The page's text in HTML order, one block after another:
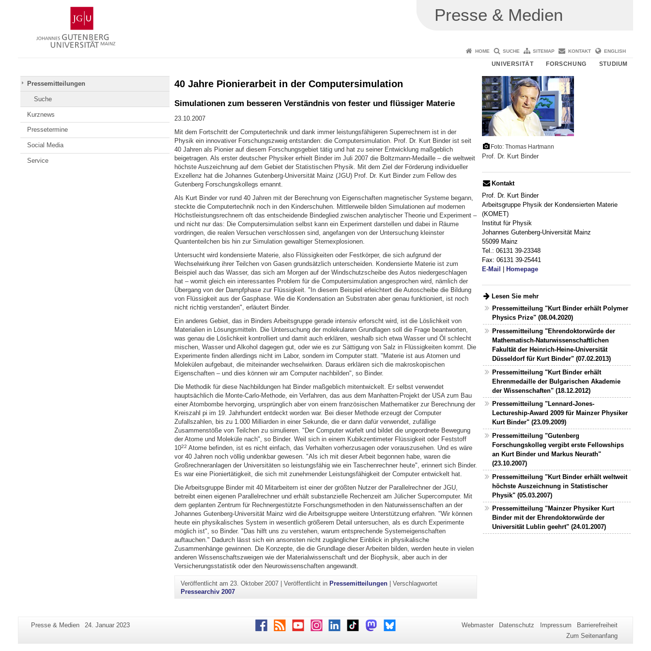
Gutenberg-
Universität
Mainz
Presse & Medien
HOME SUCHE SITEMAP KONTAKT ENGLISH
UNIVERSITÄT FORSCHUNG STUDIUM
Pressemitteilungen
Suche
Kurznews
Pressetermine
Social Media
Service
40 Jahre Pionierarbeit in der Computersimulation
Simulationen zum besseren Verständnis von fester und flüssiger Materie
23.10.2007
Mit dem Fortschritt der Computertechnik und dank immer leistungsfähigeren Superrechnern ist in der
Physik ein innovativer Forschungszweig entstanden: die Computersimulation. Prof. Dr. Kurt Binder ist seit
40 Jahren als Pionier auf diesem Forschungsgebiet tätig und hat zu seiner Entwicklung maßgeblich
beigetragen. Als erster deutscher Physiker erhielt Binder im Juli 2007 die Boltzmann-Medaille – die weltweit
höchste Auszeichnung auf dem Gebiet der Statistischen Physik. Mit dem Ziel der Förderung individueller
Exzellenz hat die Johannes Gutenberg-Universität Mainz (JGU) Prof. Dr. Kurt Binder zum Fellow des
Gutenberg Forschungskollegs ernannt.
Als Kurt Binder vor rund 40 Jahren mit der Berechnung von Eigenschaften magnetischer Systeme begann,
steckte die Computertechnik noch in den Kinderschuhen. Mittlerweile bilden Simulationen auf modernen
Höchstleistungsrechnern oft das entscheidende Bindeglied zwischen analytischer Theorie und Experiment –
und nicht nur das: Die Computersimulation selbst kann ein Experiment darstellen und dabei in Räume
vordringen, die realen Versuchen verschlossen sind, angefangen von der Untersuchung kleinster
Quantenteilchen bis hin zur Simulation gewaltiger Sternexplosionen.
Untersucht wird kondensierte Materie, also Flüssigkeiten oder Festkörper, die sich aufgrund der
Wechselwirkung ihrer Teilchen von Gasen grundsätzlich unterscheiden. Kondensierte Materie ist zum
Beispiel auch das Wasser, das sich am Morgen auf der Windschutzscheibe des Autos niedergeschlagen
hat – womit gleich ein interessantes Problem für die Computersimulation angesprochen wird, nämlich der
Übergang von der Dampfphase zur Flüssigkeit. "In diesem Beispiel erleichtert die Autoscheibe die Bildung
von Flüssigkeit aus der Gasphase. Wie die Kondensation an Substraten aber genau funktioniert, ist noch
nicht richtig verstanden", erläutert Binder.
Ein anderes Gebiet, das in Binders Arbeitsgruppe gerade intensiv erforscht wird, ist die Löslichkeit von
Materialien in Lösungsmitteln. Die Untersuchung der molekularen Grundlagen soll die Frage beantworten,
was genau die Löslichkeit kontrolliert und damit auch erklären, weshalb sich etwa Wasser und Öl schlecht
mischen, Wasser und Alkohol dagegen gut, oder wie es zur Sättigung von Salz in Flüssigkeiten kommt. Die
Experimente finden allerdings nicht im Labor, sondern im Computer statt. "Materie ist aus Atomen und
Molekülen aufgebaut, die miteinander wechselwirken. Daraus erklären sich die makroskopischen
Eigenschaften – und dies können wir am Computer nachbilden", so Binder.
Die Methodik für diese Nachbildungen hat Binder maßgeblich mitentwickelt. Er selbst verwendet
hauptsächlich die Monte-Carlo-Methode, ein Verfahren, das aus dem Manhatten-Projekt der USA zum Bau
einer Atombombe hervorging, ursprünglich aber von einem französischen Mathematiker zur Berechnung der
Kreiszahl pi im 19. Jahrhundert entdeckt worden war. Bei dieser Methode erzeugt der Computer
Zufallszahlen, bis zu 1.000 Milliarden in einer Sekunde, die er dann dafür verwendet, zufällige
Zusammenstöße von Teilchen zu simulieren. "Der Computer würfelt und bildet die ungeordnete Bewegung
der Atome und Moleküle nach", so Binder. Weil sich in einem Kubikzentimeter Flüssigkeit oder Feststoff
1022 Atome befinden, ist es nicht einfach, das Verhalten vorherzusagen oder vorauszusehen. Und es wäre
vor 40 Jahren noch völlig undenkbar gewesen. "Als ich mit dieser Arbeit begonnen habe, waren die
Großrechneranlagen der Universitäten so leistungsfähig wie ein Taschenrechner heute", erinnert sich Binder.
Es war eine Pioniertätigkeit, die sich mit zunehmender Leistungsfähigkeit der Computer entwickelt hat.
Die Arbeitsgruppe Binder mit 40 Mitarbeitern ist einer der größten Nutzer der Parallelrechner der JGU,
betreibt einen eigenen Parallelrechner und erhält substanzielle Rechenzeit am Jülicher Supercomputer. Mit
dem geplanten Zentrum für Rechnergestützte Forschungsmethoden in den Naturwissenschaften an der
Johannes Gutenberg-Universität Mainz wird die Arbeitsgruppe weitere Unterstützung erfahren. "Wir können
heute ein physikalisches System in wesentlich größerem Detail untersuchen, als es durch Experimente
möglich ist", so Binder. "Das hilft uns zu verstehen, warum entsprechende Systemeigenschaften
auftauchen." Dadurch lässt sich ein ansonsten nicht zugänglicher Einblick in physikalische
Zusammenhänge gewinnen. Die Konzepte, die die Grundlage dieser Arbeiten bilden, werden heute in vielen
anderen Wissenschaftszweigen wie der Materialwissenschaft und der Biophysik, aber auch in der
Versicherungsstatistik oder den Neurowissenschaften angewandt.
Veröffentlicht am 23. Oktober 2007 |Veröffentlicht in Pressemitteilungen |Verschlagwortet
Pressearchiv 2007
Foto: Thomas Hartmann
Prof. Dr. Kurt Binder
Kontakt
Prof. Dr. Kurt Binder
Arbeitsgruppe Physik der Kondensierten Materie
(KOMET)
Institut für Physik
Johannes Gutenberg-Universität Mainz
55099 Mainz
Tel.: 06131 39-23348
Fax: 06131 39-25441
E-Mail
Homepage
Lesen Sie mehr
Pressemitteilung "Kurt Binder erhält Polymer
Physics Prize" (08.04.2020)
Pressemitteilung "Ehrendoktorwürde der
Mathematisch-Naturwissenschaftlichen
Fakultät der Heinrich-Heine-Universität
Düsseldorf für Kurt Binder" (07.02.2013)
Pressemitteilung "Kurt Binder erhält
Ehrenmedaille der Bulgarischen Akademie
der Wissenschaften" (18.12.2012)
Pressemitteilung "Lennard-Jones-
Lectureship-Award 2009 für Mainzer Physiker
Kurt Binder" (23.09.2009)
Pressemitteilung "Gutenberg
Forschungskolleg vergibt erste Fellowships
an Kurt Binder und Markus Neurath"
(23.10.2007)
Pressemitteilung "Kurt Binder erhält weltweit
höchste Auszeichnung in Statistischer
Physik" (05.03.2007)
Pressemitteilung "Mainzer Physiker Kurt
Binder mit der Ehrendoktorwürde der
Universität Lublin geehrt" (24.01.2007)
Zusätzliche
Seiten-
Presse & Medien
Letzte
24. Januar 2023 Facebook
RSS YoutubeInstagram
LinkedInTikTokMastodonBluesky Webmaster Datenschutz Impressum
Barrierefreiheit
Zum Seitenanfang